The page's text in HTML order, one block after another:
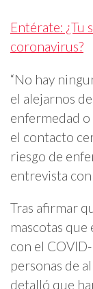
Entérate: ¿Tu
coronavirus?
“No hay
el alejarnos
enfermedad
el contacto
riesgo de
entrevista con
Tras afirmar
mascotas
con el
personas de
detalló que